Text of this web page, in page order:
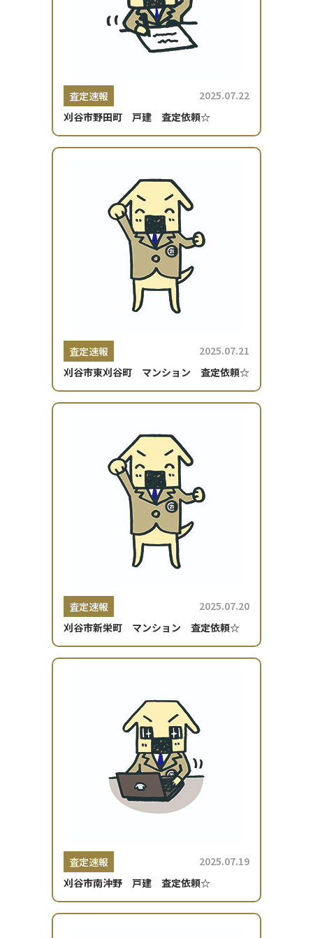
査定速報
2025.07.22
刈谷市野田町 戸建 査定依頼☆
査定速報
2025.07.21
刈谷市東刈谷町 マンション 査定依頼☆
査定速報
2025.07.20
刈谷市新栄町 マンション 査定依頼☆
査定速報
2025.07.19
刈谷市南沖野 戸建 査定依頼☆